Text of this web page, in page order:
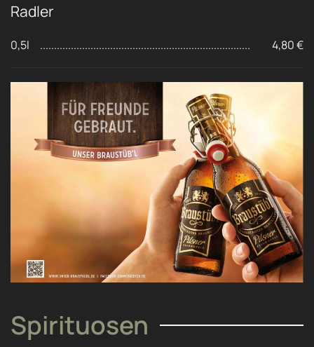
Radler
0,5l 4,80 €
Spirituosen